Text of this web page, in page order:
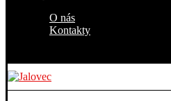
O nás
Kontakty